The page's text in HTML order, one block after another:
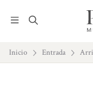
Inicio Entrada